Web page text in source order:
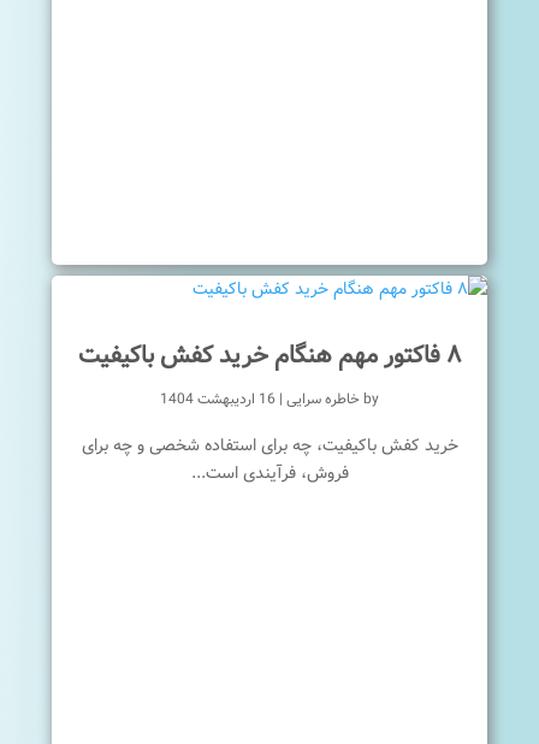
۸ فاکتور مهم هنگام خرید کفش باکیفیت
byخاطره سرایی | 16 اردیبهشت 1404
خرید کفش باکیفیت، چه برای استفاده شخصی و چه برای
فروش، فرآیندی است...